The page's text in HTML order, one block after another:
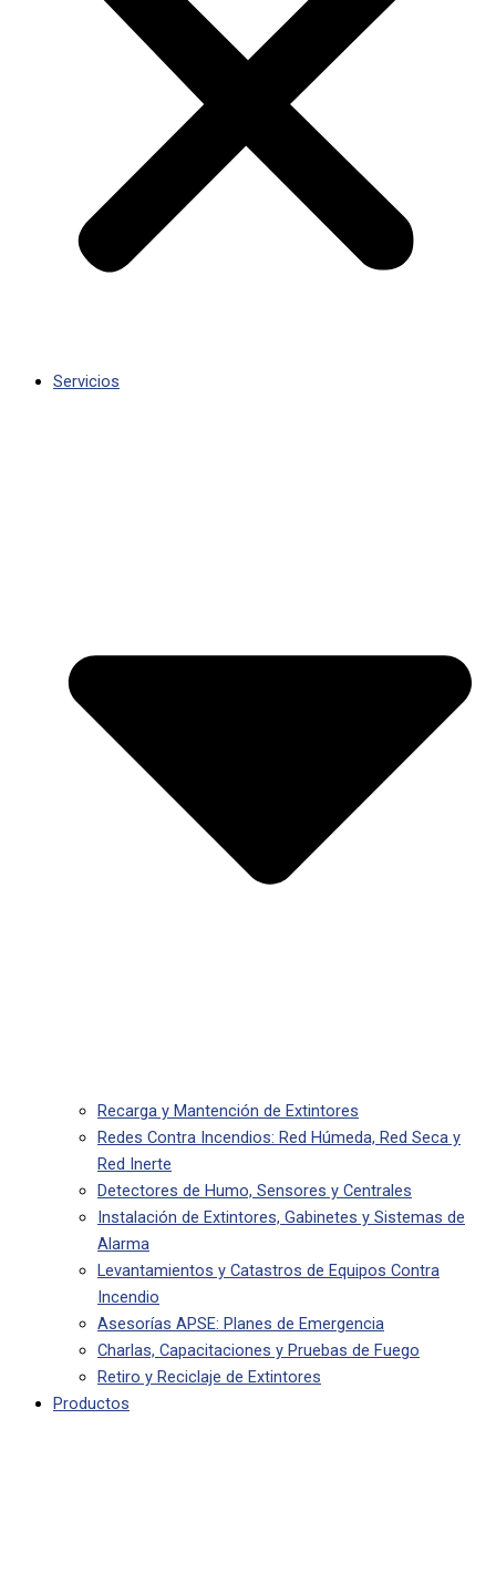
Servicios
Recarga y Mantención de Extintores
Redes Contra Incendios: Red Húmeda, Red Seca y
Red Inerte
Detectores de Humo, Sensores y Centrales
Instalación de Extintores, Gabinetes y Sistemas de
Alarma
Levantamientos y Catastros de Equipos Contra
Incendio
Asesorías APSE: Planes de Emergencia
Charlas, Capacitaciones y Pruebas de Fuego
Retiro y Reciclaje de Extintores
Productos